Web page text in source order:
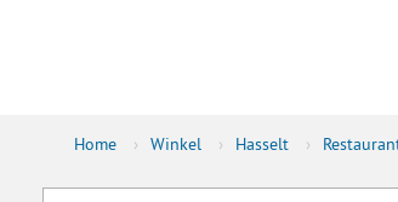
Home › Winkel › Hasselt ›